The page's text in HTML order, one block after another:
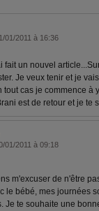
01/2011 à 16:36
fait un nouvel
Je veux tenir et je
tout cas je commence à
est de retour et je te
01/2011 à 09:18
m'excuser de n'être
le bébé, mes journées
Je te souhaite une